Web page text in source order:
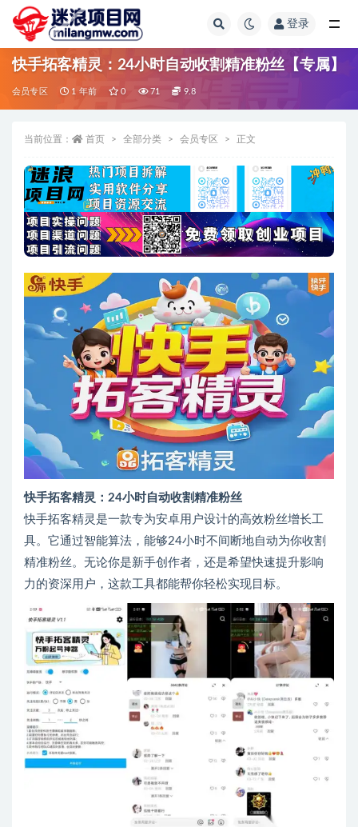
登录
快手拓客精灵：24小时自动收割精准粉丝【专属】
会员专区 1 年前 0 71 9.8
当前位置： 首页 全部分类 会员专区 正文
快手拓客精灵：24小时自动收割精准粉丝
快手拓客精灵是一款专为安卓用户设计的高效粉丝增长工
具。它通过智能算法，能够24小时不间断地自动为你收割
精准粉丝。无论你是新手创作者，还是希望快速提升影响
力的资深用户，这款工具都能帮你轻松实现目标。
全部